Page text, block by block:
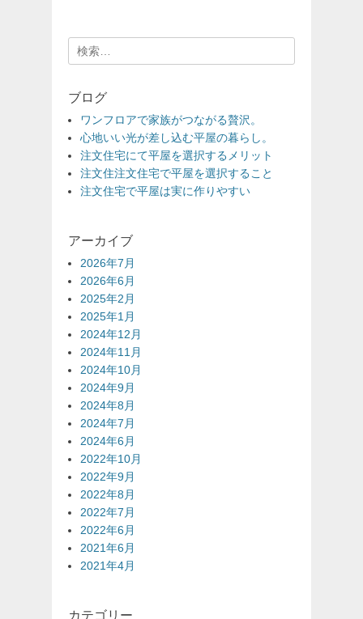
検
索:
ブログ
ワンフロアで家族がつながる贅沢。
心地いい光が差し込む平屋の暮らし。
注文住宅にて平屋を選択するメリット
注文住注文住宅で平屋を選択すること
注文住宅で平屋は実に作りやすい
アーカイブ
2026年7月
2026年6月
2025年2月
2025年1月
2024年12月
2024年11月
2024年10月
2024年9月
2024年8月
2024年7月
2024年6月
2022年10月
2022年9月
2022年8月
2022年7月
2022年6月
2021年6月
2021年4月
カテゴリー